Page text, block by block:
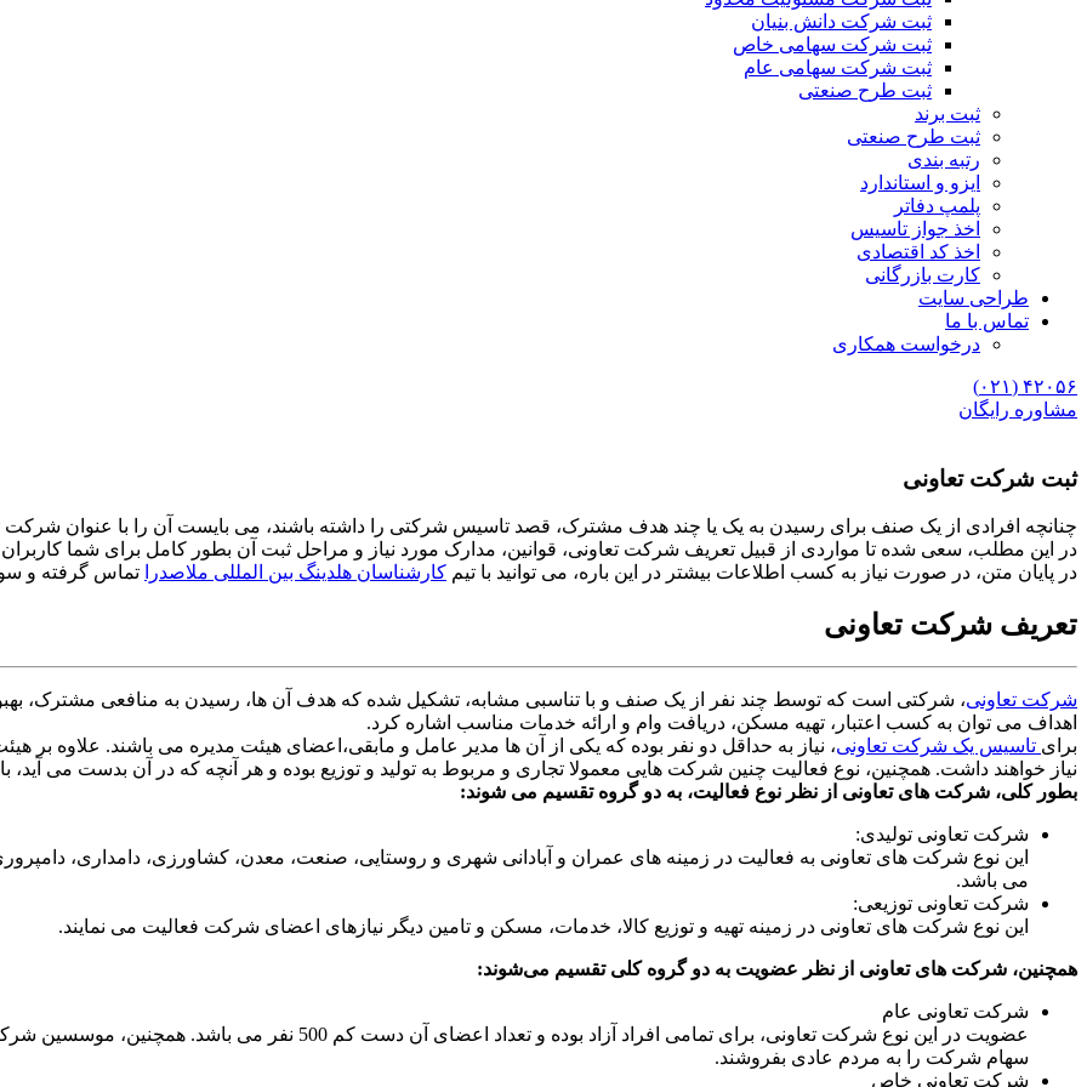
ثبت شرکت دانش بنیان
ثبت شرکت سهامی خاص
ثبت شرکت سهامی عام
ثبت طرح صنعتی
ثبت برند
ثبت طرح صنعتی
رتبه بندی
ایزو و استاندارد
پلمپ دفاتر
اخذ جواز تاسیس
اخذ کد اقتصادی
کارت بازرگانی
طراحی سایت
تماس با ما
درخواست همکاری
۴۲۰۵۶ (۰۲۱)
مشاوره رایگان
ثبت شرکت تعاونی
چنانچه افرادی از یک صنف برای رسیدن به یک یا چند هدف مشترک، قصد تاسیس شرکتی را داشته باشند، می بایست آن را با عنوان شرکت
در این مطلب، سعی شده تا مواردی از قبیل تعریف شرکت تعاونی، قوانین، مدارک مورد نیاز و مراحل ثبت آن بطور کامل برای شما
در پایان متن، در صورت نیاز به کسب اطلاعات بیشتر در این باره، می توانید با تیم کارشناسان هلدینگ بین المللی ملاصدرا تماس گرفته و
تعریف شرکت تعاونی
شرکت تعاونی، شرکتی است که توسط چند نفر از یک صنف و با تناسبی مشابه، تشکیل شده که هدف آن ها، رسیدن به منافعی مشترک،
اهداف می توان به کسب اعتبار، تهیه مسکن، دریافت وام و ارائه خدمات مناسب اشاره کرد.
برای تاسیس یک شرکت تعاونی، نیاز به حداقل دو نفر بوده که یکی از آن ها مدیر عامل و مابقی،اعضای هیئت مدیره می باشند. علاوه بر
نیاز خواهند داشت. همچنین، نوع فعالیت چنین شرکت هایی معمولا تجاری و مربوط به تولید و توزیع بوده و هر آنچه که در آن بدست می
بطور کلی، شرکت های تعاونی از نظر نوع فعالیت، به دو گروه تقسیم می شوند:
شرکت تعاونی تولیدی:
این نوع شرکت های تعاونی به فعالیت در زمینه های عمران و آبادانی شهری و روستایی، صنعت، معدن، کشاورزی، دامداری،
می باشد.
شرکت تعاونی توزیعی:
این نوع شرکت های تعاونی در زمینه تهیه و توزیع کالا، خدمات، مسکن و تامین دیگر نیازهای اعضای شرکت فعالیت می نمایند.
همچنین، شرکت های تعاونی از نظر عضویت به دو گروه کلی تقسیم می‌شوند:
شرکت تعاونی عام
عضویت در این نوع شرکت تعاونی، برای تمامی افراد آزاد بوده و
سهام شرکت را به مردم عادی بفروشند.
شرکت تعاونی خاص